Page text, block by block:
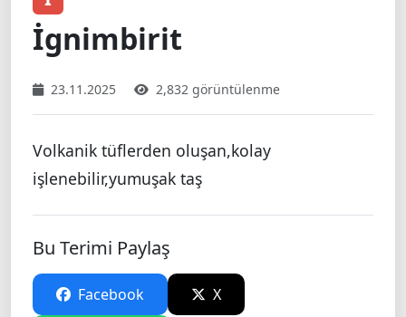
İgnimbirit
23.11.2025 2,832 görüntülenme
Volkanik tüflerden oluşan,kolay
işlenebilir,yumuşak taş
Bu Terimi Paylaş
Facebook X